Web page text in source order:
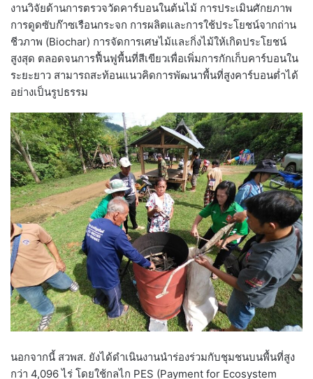
งานวิจัยด้านการตรวจวัดคาร์บอนในต้นไม้ การประเมินศักยภาพ
การดูดซับก๊าซเรือนกระจก การผลิตและการใช้ประโยชน์จากถ่าน
ชีวภาพ (Biochar) การจัดการเศษไม้และกิ่งไม้ให้เกิดประโยชน์
สูงสุด ตลอดจนการฟื้นฟูพื้นที่สีเขียวเพื่อเพิ่มการกักเก็บคาร์บอนใน
ระยะยาว สามารถสะท้อนแนวคิดการพัฒนาพื้นที่สูงคาร์บอนต่ำได้
อย่างเป็นรูปธรรม
นอกจากนี้ สวพส. ยังได้ดำเนินงานนำร่องร่วมกับชุมชนบนพื้นที่สูง
กว่า 4,096 ไร่ โดยใช้กลไก PES (Payment for Ecosystem